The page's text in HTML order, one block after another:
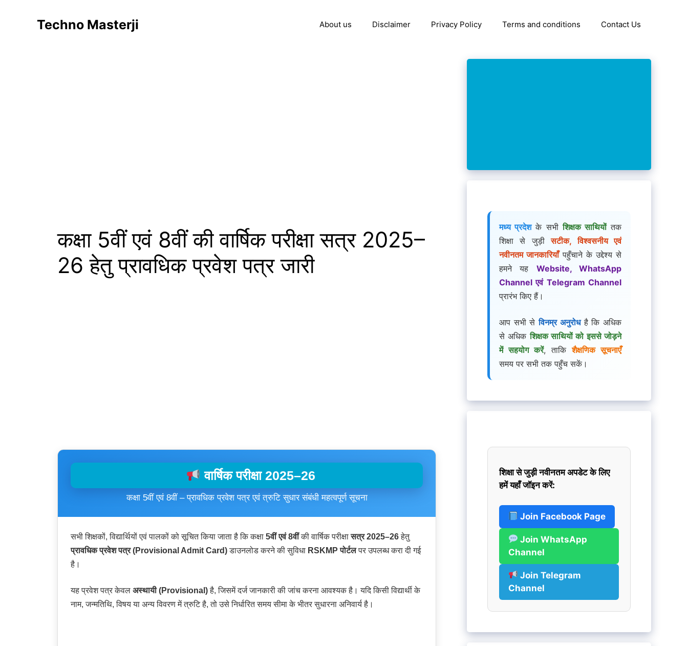
Techno Masterji About us Disclaimer Privacy Policy Terms and conditions Contact Us
कक्षा 5वीं एवं 8वीं की वार्षिक परीक्षा सत्र 2025–
26 हेतु प्रावधिक प्रवेश पत्र जारी
वार्षिक परीक्षा 2025–26
कक्षा 5वीं एवं 8वीं – प्रावधिक प्रवेश पत्र एवं त्रुटि सुधार संबंधी महत्वपूर्ण सूचना
सभी शिक्षकों, विद्यार्थियों एवं पालकों को सूचित किया जाता है कि कक्षा 5वीं एवं 8वींकी वार्षिक परीक्षासत्र 2025–26हेतु
प्रावधिक प्रवेश पत्र (Provisional Admit Card)डाउनलोड करने की सुविधा RSKMP पोर्टलपर उपलब्ध करा दी गई
है।
यह प्रवेश पत्र केवल अस्थायी (Provisional)है, जिसमें दर्ज जानकारी की जांच करना आवश्यक है। यदि किसी विद्यार्थी के
नाम, जन्मतिथि, विषय या अन्य विवरण में त्रुटि है, तो उसे निर्धारित समय सीमा के भीतर सुधारना अनिवार्य है।
मध्य प्रदेशके सभीशिक्षक साथियोंतक
शिक्षा से जुड़ीसटीक, विश्वसनीय एवं
नवीनतम जानकारियाँपहुँचाने के उद्देश्य से
हमने यह Website, WhatsApp
Channel एवं Telegram Channel
प्रारंभ किए हैं।
आप सभी सेविनम्र अनुरोधहै कि अधिक
से अधिकशिक्षक साथियों को इससे जोड़ने
में सहयोग करें, ताकिशैक्षणिक सूचनाएँ
समय पर सभी तक पहुँच सकें।
शिक्षा से जुड़ी नवीनतम अपडेट के लिए
हमें यहाँ जॉइन करें:
Join Facebook Page
Join WhatsApp
Channel
Join Telegram
Channel